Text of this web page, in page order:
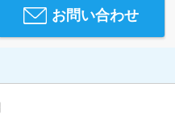
お問い合わせ